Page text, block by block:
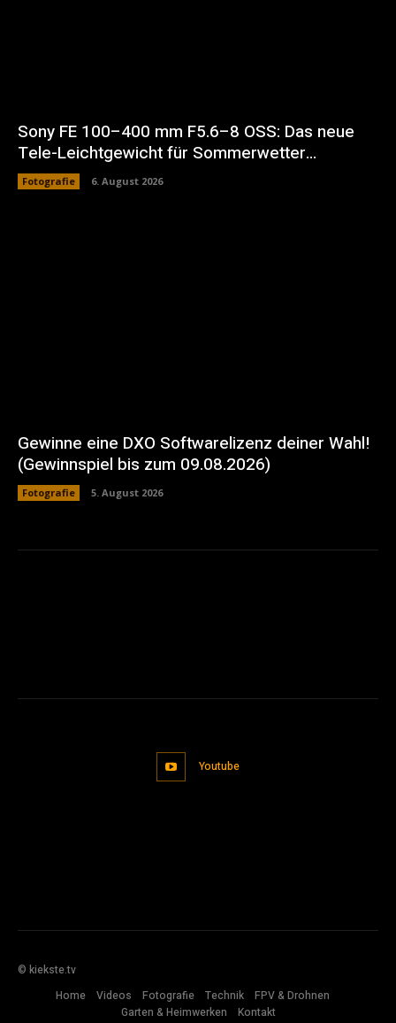
Sony FE 100–400 mm F5.6–8 OSS: Das neue
Tele-Leichtgewicht für Sommerwetter…
Fotografie 6. August 2026
Gewinne eine DXO Softwarelizenz deiner Wahl!
(Gewinnspiel bis zum 09.08.2026)
Fotografie 5. August 2026
Youtube
© kiekste.tv
Home
Videos Fotografie Technik
FPV & Drohnen
Garten & Heimwerken
Kontakt